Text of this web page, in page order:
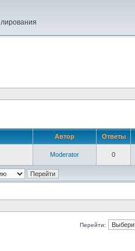
Автор Ответы
Moderator 0
Перейти: